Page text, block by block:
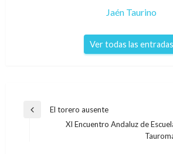
Jaén Taurino
Ver todas las entradas
Navegación
Entrada
El torero ausente
XI Encuentro Andaluz de